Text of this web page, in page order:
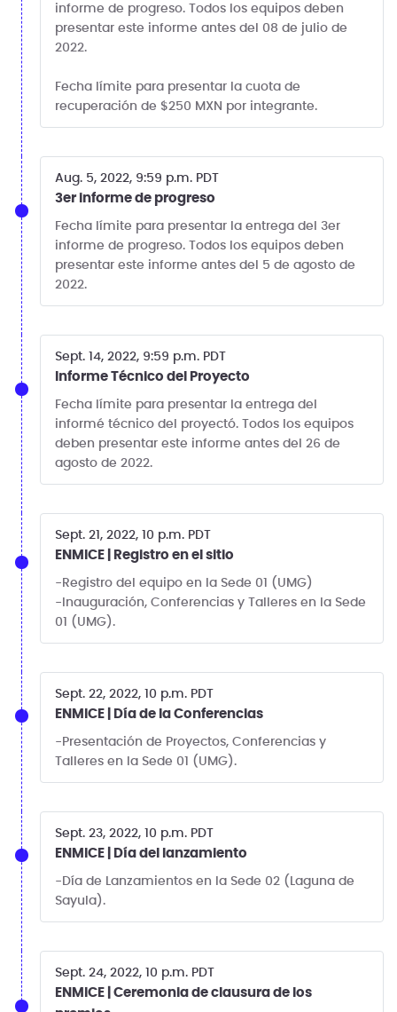
informe de progreso. Todos los equipos deben
presentar este informe antes del 08 de julio de
2022.
Fecha límite para presentar la cuota de
recuperación de $250 MXN por integrante.
Aug. 5, 2022, 9:59 p.m. PDT
3er informe de progreso
Fecha límite para presentar la entrega del 3er
informe de progreso. Todos los equipos deben
presentar este informe antes del 5 de agosto de
2022.
Sept. 14, 2022, 9:59 p.m. PDT
Informe Técnico del Proyecto
Fecha límite para presentar la entrega del
informé técnico del proyectó. Todos los equipos
deben presentar este informe antes del 26 de
agosto de 2022.
Sept. 21, 2022, 10 p.m. PDT
ENMICE | Registro en el sitio
-Registro del equipo en la Sede 01 (UMG)
-Inauguración, Conferencias y Talleres en la Sede
01 (UMG).
Sept. 22, 2022, 10 p.m. PDT
ENMICE | Día de la Conferencias
-Presentación de Proyectos, Conferencias y
Talleres en la Sede 01 (UMG).
Sept. 23, 2022, 10 p.m. PDT
ENMICE | Día del lanzamiento
-Día de Lanzamientos en la Sede 02 (Laguna de
Sayula).
Sept. 24, 2022, 10 p.m. PDT
ENMICE | Ceremonia de clausura de los